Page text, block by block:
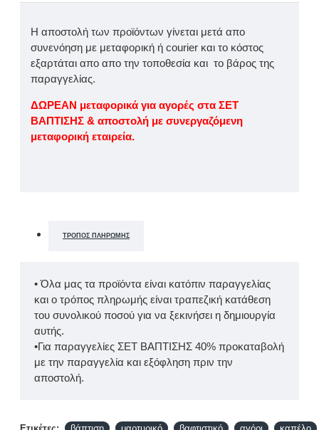
Η αποστολή των προϊόντων γίνεται μετά απο
συνενόηση με μεταφορική ή courier και το κόστος
εξαρτάται απο απο την τοποθεσία και το βάρος της
παραγγελίας.
ΔΩΡΕΑΝ μεταφορικά για αγορές στα ΣΕΤ
ΒΑΠΤΙΣΗΣ & αποστολή με συνεργαζόμενη
μεταφορική εταιρεία.
ΤΡΌΠΟΣ ΠΛΗΡΩΜΉΣ
• Όλα μας τα προϊόντα είναι κατόπιν παραγγελίας
και ο τρόπος πληρωμής είναι τραπεζική κατάθεση
του συνολικού ποσού για να ξεκινήσει η δημιουργία
αυτής.
•Για παραγγελίες ΣΕΤ ΒΑΠΤΙΣΗΣ 40% προκαταβολή
με την παραγγελία και εξόφληση πριν την
αποστολή.